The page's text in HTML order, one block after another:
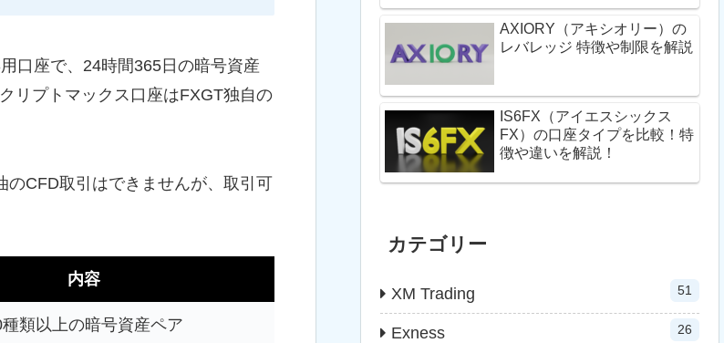
口座で、24時間365日の暗号資産
リプトマックス口座はFXGT独自の
のCFD取引はできませんが、取引可
内容
種類以上の暗号資産ペア
AXIORY（アキシオリー）の
レバレッジ 特徴や制限を解説
IS6FX（アイエスシックス
FX）の口座タイプを比較！特
徴や違いを解説！
カテゴリー
XM Trading 51
Exness 26